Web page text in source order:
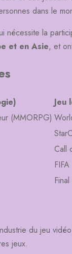
dans le
la
et en Asie, et
Jeu
(MMORPG)
Call
FIFA
du jeu
jeux.